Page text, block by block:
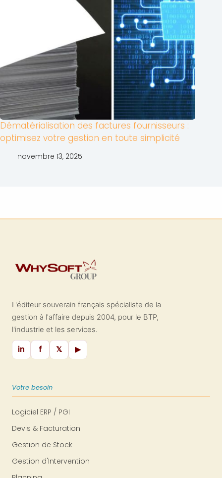
Dématérialisation des factures fournisseurs :
optimisez votre gestion en toute simplicité
novembre 13, 2025
L'éditeur souverain français spécialiste de la
gestion à l'affaire depuis 2004, pour le BTP,
l'industrie et les services.
in f 𝕏 ▶
Votre besoin
Logiciel ERP / PGI
Devis & Facturation
Gestion de Stock
Gestion d'Intervention